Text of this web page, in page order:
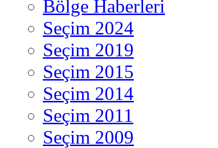
Bölge Haberleri
Seçim 2024
Seçim 2019
Seçim 2015
Seçim 2014
Seçim 2011
Seçim 2009